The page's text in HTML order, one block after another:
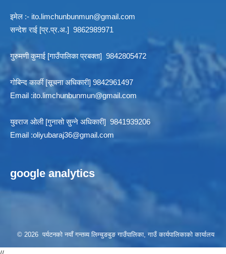
इमेल :- ito.limchunbunmun@gmail.com
सन्देश राई [प्र.प्र.अ.] 9862989971
गुरुमणी कुमाई [गाउँपालिका प्रबक्ता] 9842805472
गोबिन्द कार्की [सूचना अधिकारी] 9842961497
Email :ito.limchunbunmun@gmail.com
युवराज ओली [गुनासो सुन्ने अधिकारी] 9841939206
Email :oliyubaraj36@gmail.com
google analytics
© 2026 पर्यटनको नयाँ गन्तव्य लिम्चुङबुङ गाउँपालिका, गाउँ कार्यपालिकाको कार्यालय